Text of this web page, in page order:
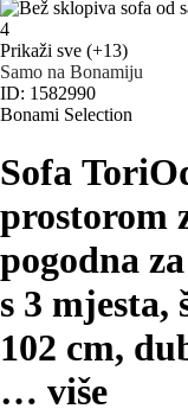
Prikaži sve (+13)
Samo na Bonamiju
ID: 1582990
Bonami Selection
Sofa Tori
prostorom
pogodna
s 3 mjesta,
102 cm,
… više